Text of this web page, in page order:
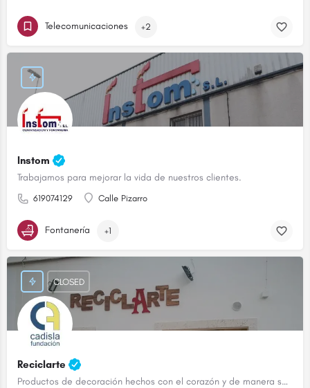
Telecomunicaciones +2
Instom
Trabajamos para mejorar la vida de nuestros clientes.
619074129 Calle Pizarro
Fontanería +1
Reciclarte
Productos de decoración hechos con el corazón y de manera sostenible.
CLOSED